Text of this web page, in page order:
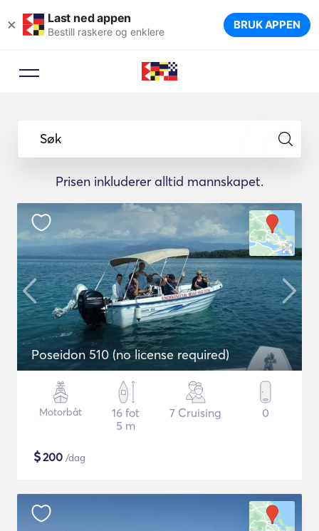
× Last ned appen
Bestill raskere og enklere BRUK APPEN
Søk
Prisen inkluderer alltid mannskapet.
Poseidon 510 (no license required)
Motorbåt
16 fot
5 m
7 Cruising 0
$200 /dag
La en reiseekspert foreslå de
ideelle båtene for turen din.